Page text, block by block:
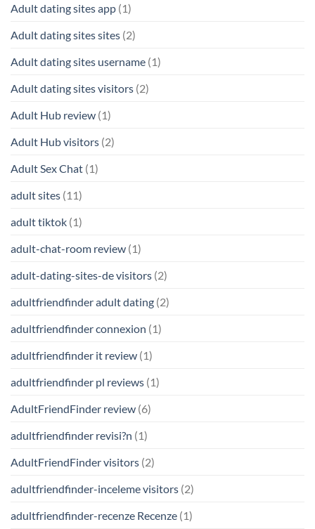
Adult dating sites app (1)
Adult dating sites sites (2)
Adult dating sites username (1)
Adult dating sites visitors (2)
Adult Hub review (1)
Adult Hub visitors (2)
Adult Sex Chat (1)
adult sites (11)
adult tiktok (1)
adult-chat-room review (1)
adult-dating-sites-de visitors (2)
adultfriendfinder adult dating (2)
adultfriendfinder connexion (1)
adultfriendfinder it review (1)
adultfriendfinder pl reviews (1)
AdultFriendFinder review (6)
adultfriendfinder revisi?n (1)
AdultFriendFinder visitors (2)
adultfriendfinder-inceleme visitors (2)
adultfriendfinder-recenze Recenze (1)